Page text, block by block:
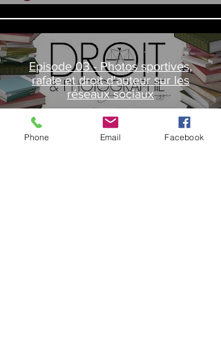
Episode 03 - Photos sportives,
rafale et droit d'auteur sur les
réseaux sociaux
Play Video
Phone Email Facebook